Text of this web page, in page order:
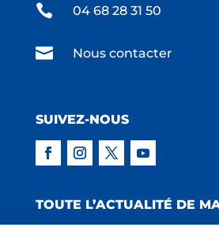
 04 68 28 31 50
 Nous contacter
SUIVEZ-NOUS
TOUTE L’ACTUALITÉ DE